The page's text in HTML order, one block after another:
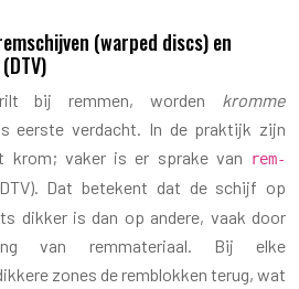
(warped discs) en
bij remmen, worden kromme
eerste verdacht. In de praktijk zijn
krom; vaker is er sprake van
rem­
Dat betekent dat de schijf op
dikker is dan op andere, vaak door
van remmateriaal. Bij elke
zones de remblokken terug, wat